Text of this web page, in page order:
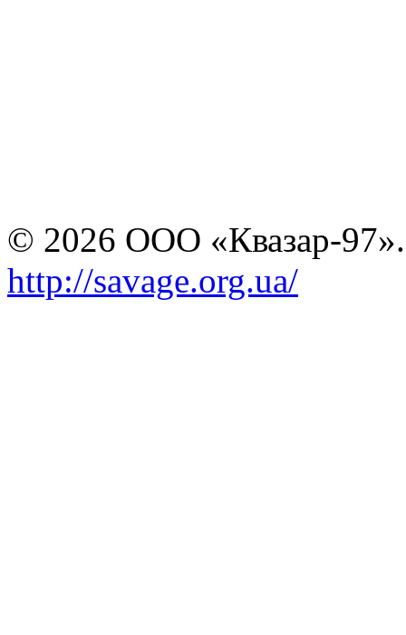
© 2026 ООО «Квазар-
http://savage.org.ua/